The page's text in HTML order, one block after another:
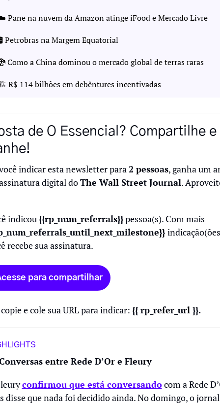
Pane na nuvem da Amazon atinge iFood e Mercado Livre
Petrobras na Margem Equatorial
Como a China dominou o mercado global de terras raras
R$ 114 bilhões em debêntures incentivadas
de O Essencial? Compartilhe e
indicar esta newsletter para 2 pessoas, ganha um
digital do The Wall Street Journal
indicou {{rp_num_referrals}}
recebe sua assinatura.
para compartilhar
e cole sua URL para indicar: {{ rp_refer_url }}.
entre Rede D’Or e Fleury
confirmou que está conversando com a Rede
disse que nada foi decidido ainda. No domingo, o